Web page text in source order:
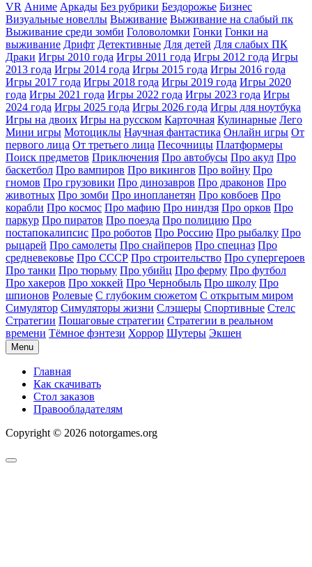
VR Аниме Аркады Без рубрики Бездорожье Бизнес
Визуальные новеллы Выживание Выживание на слабый пк
Выживание среди зомби Головоломки Гонки Гонки на
выживание Дрифт Детективные Для детей Для слабых ПК
Драки Игры 2010 года Игры 2011 года Игры 2012 года Игры
2013 года Игры 2014 года Игры 2015 года Игры 2016 года
Игры 2017 года Игры 2018 года Игры 2019 года Игры 2020
года Игры 2021 года Игры 2022 года Игры 2023 года Игры
2024 года Игры 2025 года Игры 2026 года Игры для ноутбука
Игры на двоих Игры на русском Карточная Кулинарные Лего
Мини игры Мотоциклы Научная фантастика Онлайн игры От
первого лица От третьего лица Песочницы Платформеры
Поиск предметов Приключения Про автобусы Про акул Про
баскетбол Про вампиров Про викингов Про войну Про
гномов Про грузовики Про динозавров Про драконов Про
животных Про зомби Про инопланетян Про ковбоев Про
корабли Про космос Про мафию Про ниндзя Про орков Про
паркур Про пиратов Про поезда Про полицию Про
постапокалипсис Про роботов Про Россию Про рыбалку Про
рыцарей Про самолеты Про снайперов Про спецназ Про
средневековье Про СССР Про строительство Про супергероев
Про танки Про тюрьму Про убийц Про ферму Про футбол
Про хакеров Про хоккей Про Чернобыль Про школу Про
шпионов Ролевые С глубоким сюжетом С открытым миром
Симулятор Симуляторы жизни Слэшеры Спортивные Стелс
Стратегии Пошаговые стратегии Стратегии в реальном
времени Тёмное фэнтези Хоррор Шутеры Экшен
Menu
Главная
Как скачивать
Стол заказов
Правообладателям
Copyright © 2026 notorgames.org
Scroll